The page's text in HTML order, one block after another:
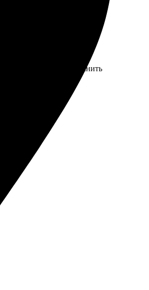
всем, кто хочет сохранить